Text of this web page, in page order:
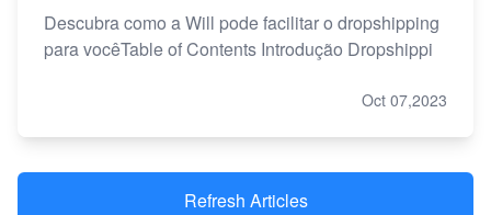
Descubra como a Will pode facilitar o dropshipping
para vocêTable of Contents Introdução Dropshippi
Oct 07,2023
Refresh Articles